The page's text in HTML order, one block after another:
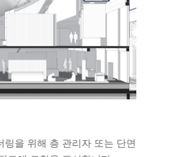
을 위해 층 관리자 또는 단면